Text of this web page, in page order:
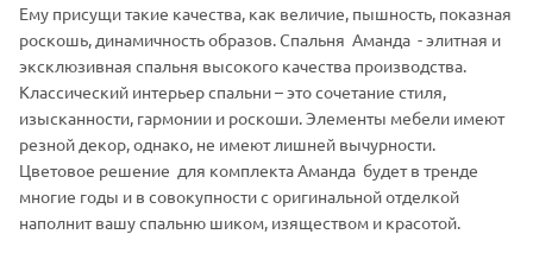
Ему присущи такие качества, как величие, пышность, показная
роскошь, динамичность образов. Спальня Аманда - элитная и
эксклюзивная спальня высокого качества производства.
Классический интерьер спальни – это сочетание стиля,
изысканности, гармонии и роскоши. Элементы мебели имеют
резной декор, однако, не имеют лишней вычурности.
Цветовое решение для комплекта Аманда будет в тренде
многие годы и в совокупности с оригинальной отделкой
наполнит вашу спальню шиком, изяществом и красотой.